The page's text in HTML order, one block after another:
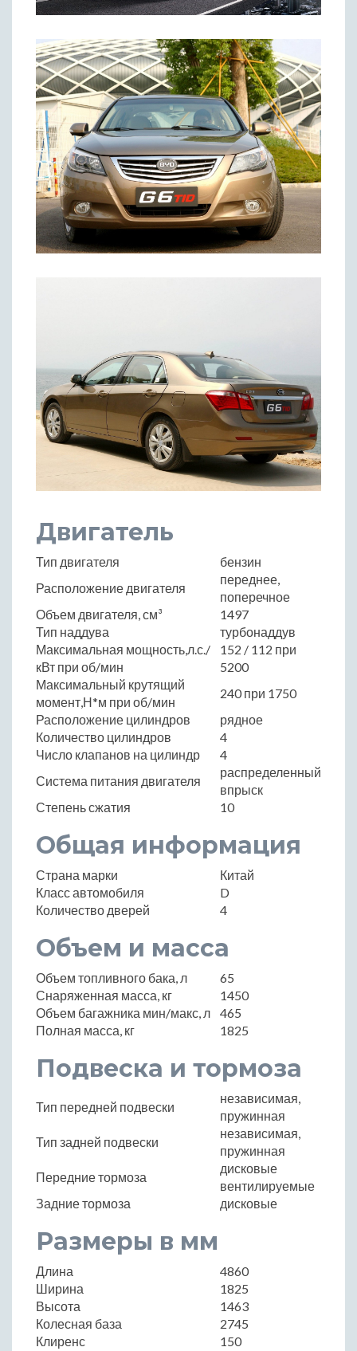
Двигатель
Тип двигателя
бензин
Расположение двигателя
переднее,
поперечное
Объем двигателя, см³
1497
Тип наддува
турбонаддув
Максимальная мощность,л.с./
кВт при об/мин
152 / 112 при
5200
Максимальный крутящий
момент,Н*м при об/мин
240 при 1750
Расположение цилиндров
рядное
Количество цилиндров
4
Число клапанов на цилиндр
4
Система питания двигателя
распределенный
впрыск
Степень сжатия
10
Общая информация
Страна марки
Китай
Класс автомобиля
D
Количество дверей
4
Объем и масса
Объем топливного бака, л
65
Снаряженная масса, кг
1450
Объем багажника мин/макс, л
465
Полная масса, кг
1825
Подвеска и тормоза
Тип передней подвески
независимая,
пружинная
Тип задней подвески
независимая,
пружинная
Передние тормоза
дисковые
вентилируемые
Задние тормоза
дисковые
Размеры в мм
Длина
4860
Ширина
1825
Высота
1463
Колесная база
2745
Клиренс
150